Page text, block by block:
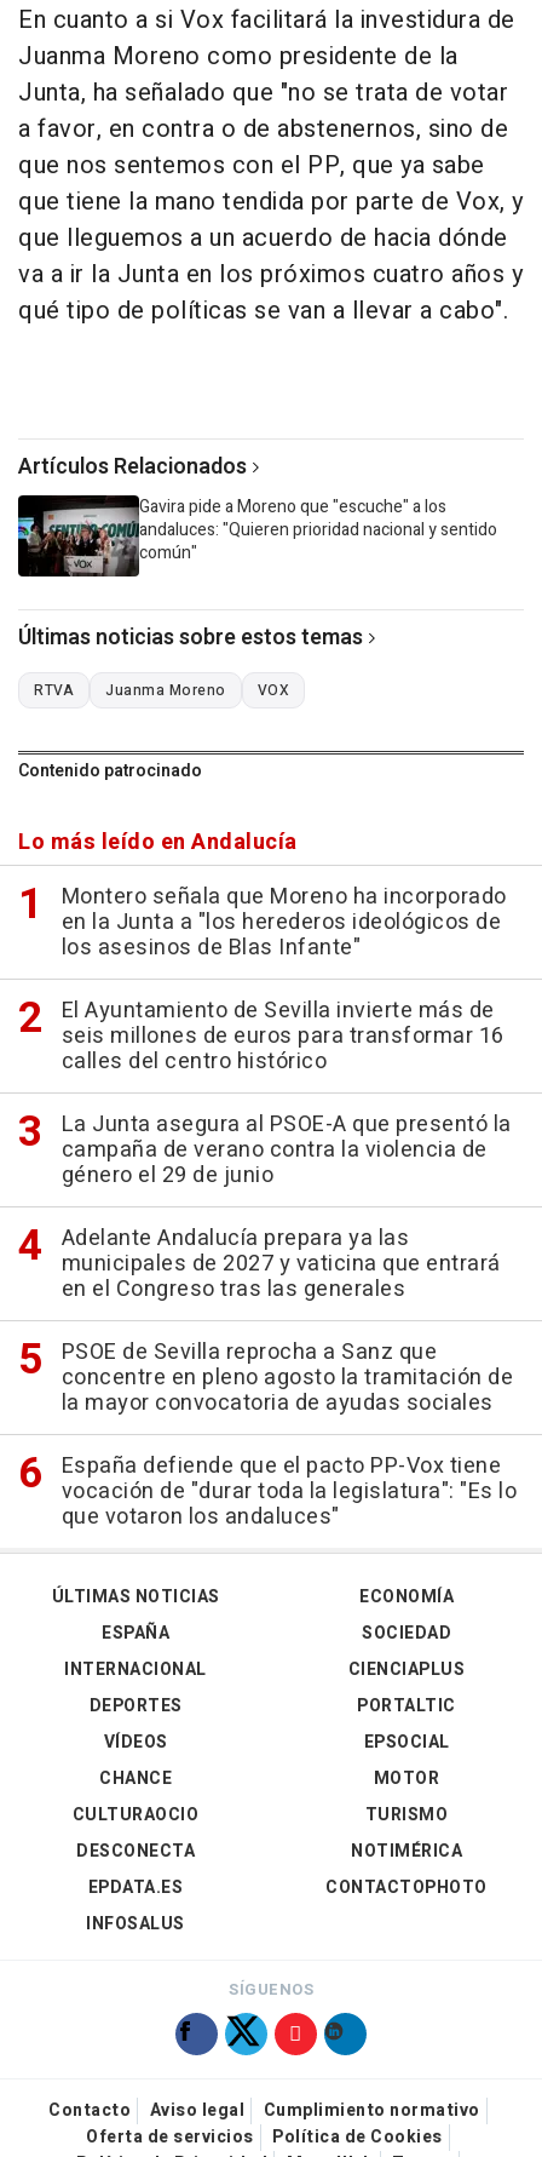
En cuanto a si Vox facilitará la investidura de
Juanma Moreno como presidente de la
Junta, ha señalado que "no se trata de votar
a favor, en contra o de abstenernos, sino de
que nos sentemos con el PP, que ya sabe
que tiene la mano tendida por parte de Vox, y
que lleguemos a un acuerdo de hacia dónde
va a ir la Junta en los próximos cuatro años y
qué tipo de políticas se van a llevar a cabo".
Artículos Relacionados
Gavira pide a Moreno que "escuche" a los
andaluces: "Quieren prioridad nacional y sentido
común"
Últimas noticias sobre estos temas
RTVA Juanma Moreno VOX
Contenido patrocinado
Lo más leído en Andalucía
Montero señala que Moreno ha incorporado
en la Junta a "los herederos ideológicos de
los asesinos de Blas Infante"
El Ayuntamiento de Sevilla invierte más de
seis millones de euros para transformar 16
calles del centro histórico
La Junta asegura al PSOE-A que presentó la
campaña de verano contra la violencia de
género el 29 de junio
Adelante Andalucía prepara ya las
municipales de 2027 y vaticina que entrará
en el Congreso tras las generales
PSOE de Sevilla reprocha a Sanz que
concentre en pleno agosto la tramitación de
la mayor convocatoria de ayudas sociales
España defiende que el pacto PP-Vox tiene
vocación de "durar toda la legislatura": "Es lo
que votaron los andaluces"
ÚLTIMAS NOTICIAS
ESPAÑA
INTERNACIONAL
DEPORTES
VÍDEOS
ECONOMÍA
SOCIEDAD
CIENCIAPLUS
PORTALTIC
EPSOCIAL
CHANCE
CULTURAOCIO
DESCONECTA
EPDATA.ES
INFOSALUS
MOTOR
TURISMO
NOTIMÉRICA
CONTACTOPHOTO
SÍGUENOS
Contacto Aviso legal
Cumplimiento normativo
Oferta de servicios
Política de Cookies